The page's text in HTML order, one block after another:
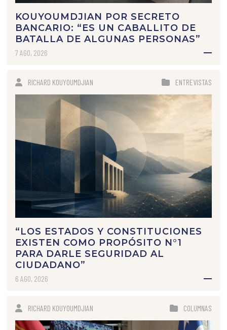
KOUYOUMDJIAN POR SECRETO
BANCARIO: “ES UN CABALLITO DE
BATALLA DE ALGUNAS PERSONAS”
7 AGO, 2026
RICHARD KOUYOUMDJIAN ENTREVISTAS
“LOS ESTADOS Y CONSTITUCIONES
EXISTEN COMO PROPÓSITO N°1
PARA DARLE SEGURIDAD AL
CIUDADANO”
6 AGO, 2026
RICHARD KOUYOUMDJIAN COLUMNAS